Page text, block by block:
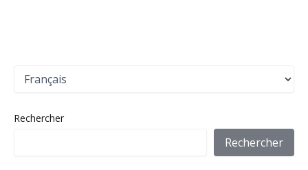
i
s
Rechercher
Rechercher